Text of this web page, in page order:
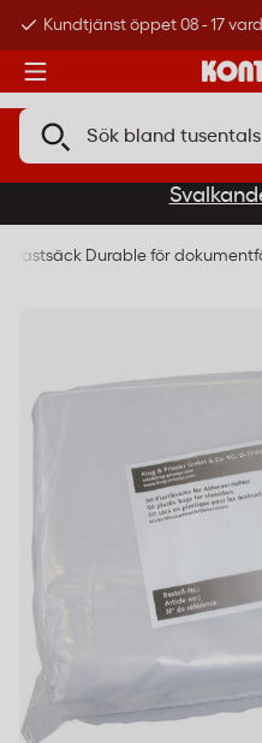
Kundtjänst öppet 08 - 17
Plastsäck Durable för